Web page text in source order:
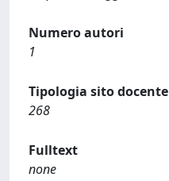
Numero autori
1
Tipologia sito docente
268
Fulltext
none